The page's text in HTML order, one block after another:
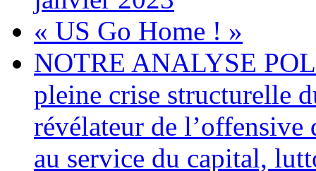
« US Go Home ! »
NOTRE ANALYSE
pleine crise structurelle
révélateur de
au service du capital,